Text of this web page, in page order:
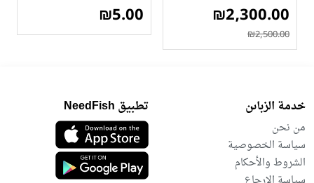
₪2,300.00
₪2,500.00
₪5.00
خدمة الزباىن
من نحن
سياسة الخصوصية
الشروط والأحكام
تطبيق NeedFish